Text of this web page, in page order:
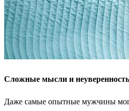
Сложные мысли и неуверенность
Даже самые опытные мужчины